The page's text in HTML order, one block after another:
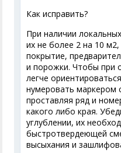
Как исправить?
При наличии
их не более 2 на 10
покрытие,
и порожки. Чтобы при
легче
нумеровать маркером
проставляя ряд и
какого либо края.
углублении, их
быстротвердеющей
высыхания и